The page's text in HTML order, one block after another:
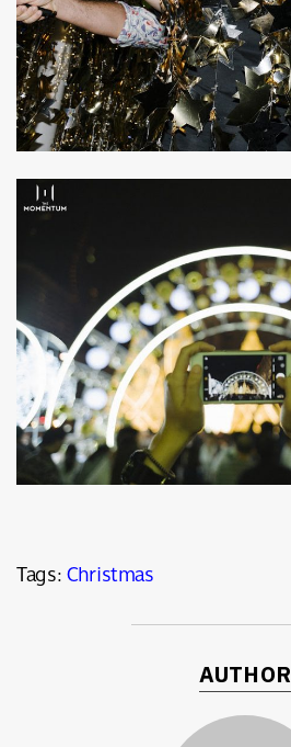
Tags:Christmas
AUTHOR